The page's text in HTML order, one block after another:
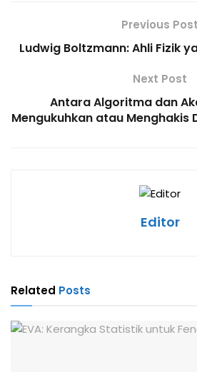
Previous Post
Ludwig Boltzmann: Ahli Fizik
Next Post
Antara Algoritma dan
Mengukuhkan atau Menghakis
Editor
Related Posts